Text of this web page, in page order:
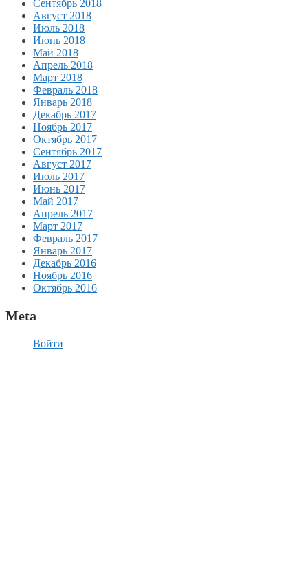
Сентябрь 2018
Август 2018
Июль 2018
Июнь 2018
Май 2018
Апрель 2018
Март 2018
Февраль 2018
Январь 2018
Декабрь 2017
Ноябрь 2017
Октябрь 2017
Сентябрь 2017
Август 2017
Июль 2017
Июнь 2017
Май 2017
Апрель 2017
Март 2017
Февраль 2017
Январь 2017
Декабрь 2016
Ноябрь 2016
Октябрь 2016
Meta
Войти